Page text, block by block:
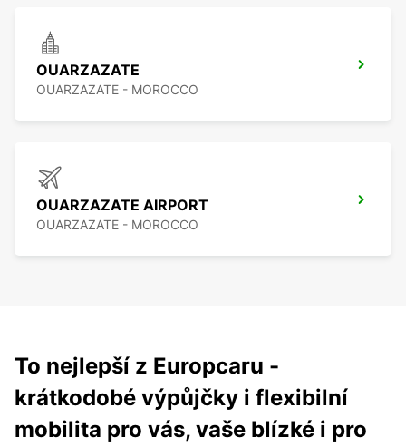
OUARZAZATE
OUARZAZATE - MOROCCO
OUARZAZATE AIRPORT
OUARZAZATE - MOROCCO
To nejlepší z Europcaru -
krátkodobé výpůjčky i flexibilní
mobilita pro vás, vaše blízké i pro